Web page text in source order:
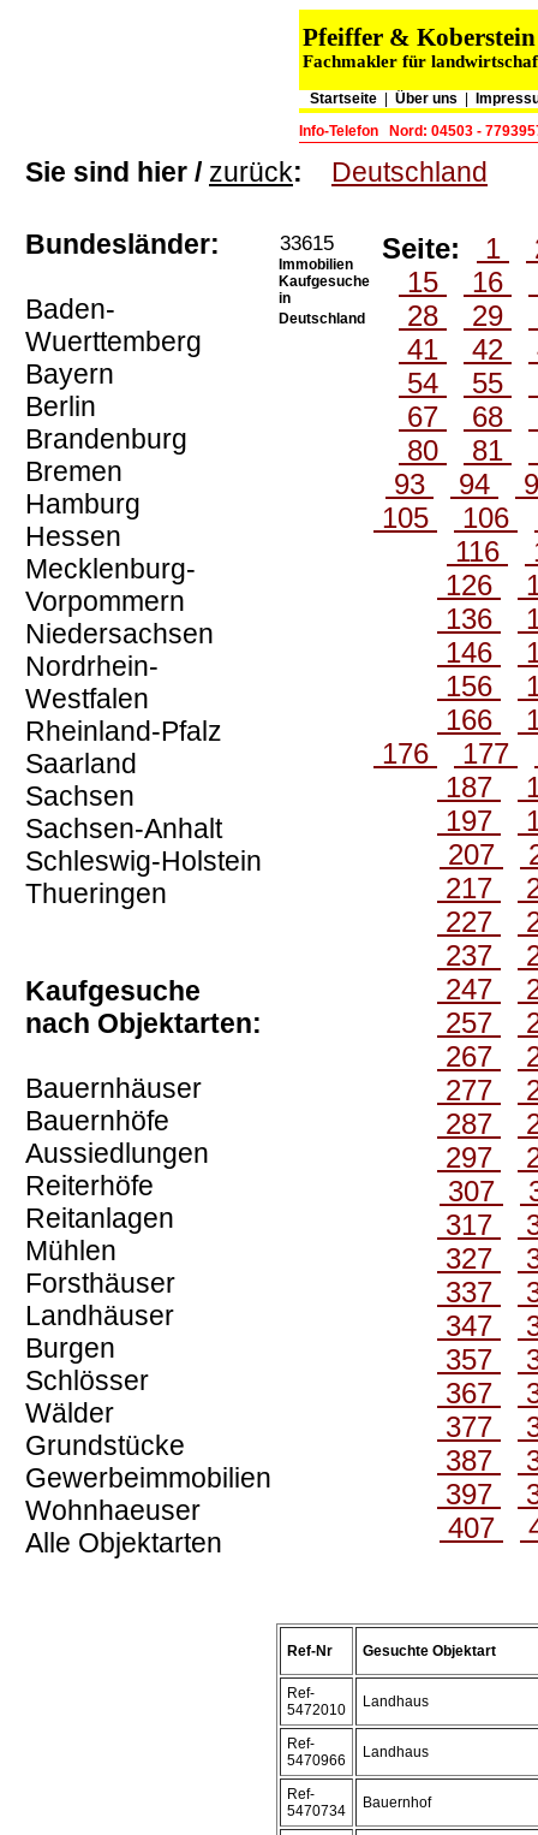
Pfeiffer &
Fachmakler für
Startseite Über uns
Info-Telefon
Nord: 04503 -
Sie sind hier / zurück: Deutschland
Bundesländer:
Baden-
Wuerttemberg
Bayern
Berlin
Brandenburg
Bremen
Hamburg
Hessen
Mecklenburg-
Vorpommern
Niedersachsen
Nordrhein-
Westfalen
Rheinland-Pfalz
Saarland
Sachsen
Sachsen-Anhalt
Schleswig-Holstein
Thueringen
Kaufgesuche
nach Objektarten:
Bauernhäuser
Bauernhöfe
Aussiedlungen
Reiterhöfe
Reitanlagen
Mühlen
Forsthäuser
Landhäuser
Burgen
Schlösser
Wälder
Grundstücke
Gewerbeimmobilien
Wohnhaeuser
Alle Objektarten
33615
Immobilien
Kaufgesuche
in
Deutschland
Seite: 1
15
16
28
29
41
42
54
55
67
68
80
81
93
94
105
106
116
126
136
146
156
166
176
177
187
197
207
217
227
237
247
257
267
277
287
297
307
317
327
337
347
357
367
377
387
397
407
Ref-Nr Gesuchte Objektart
Ref-
5472010
Landhaus
Ref-
5470966
Landhaus
Ref-
5470734
Bauernhof